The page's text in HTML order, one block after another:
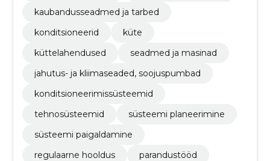
kaubandusseadmed ja tarbed
konditsioneerid
küte
küttelahendused
seadmed ja masinad
jahutus- ja kliimaseaded, soojuspumbad
konditsioneerimissüsteemid
tehnosüsteemid
süsteemi planeerimine
süsteemi paigaldamine
regulaarne hooldus
parandustööd